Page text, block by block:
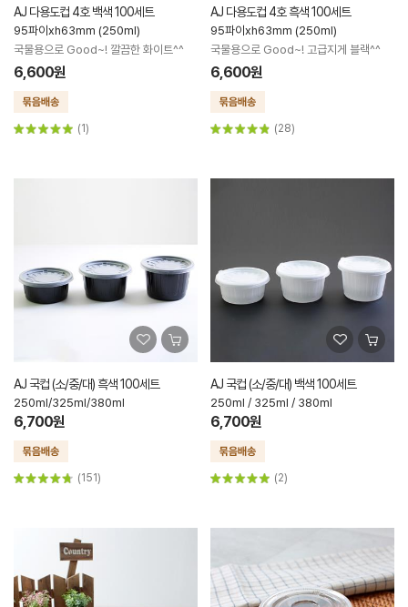
AJ 다용도컵 4호 백색 100세트
95파이xh63mm (250ml)
국물용으로 Good~! 깔끔한 화이트^^
6,600원
(1)
AJ 다용도컵 4호 흑색 100세트
95파이xh63mm (250ml)
국물용으로 Good~! 고급지게 블랙^^
6,600원
(28)
AJ 국컵 (소/중/대) 흑색 100세트
250ml/325ml/380ml
6,700원
(151)
AJ 국컵 (소/중/대) 백색 100세트
250ml / 325ml / 380ml
6,700원
(2)